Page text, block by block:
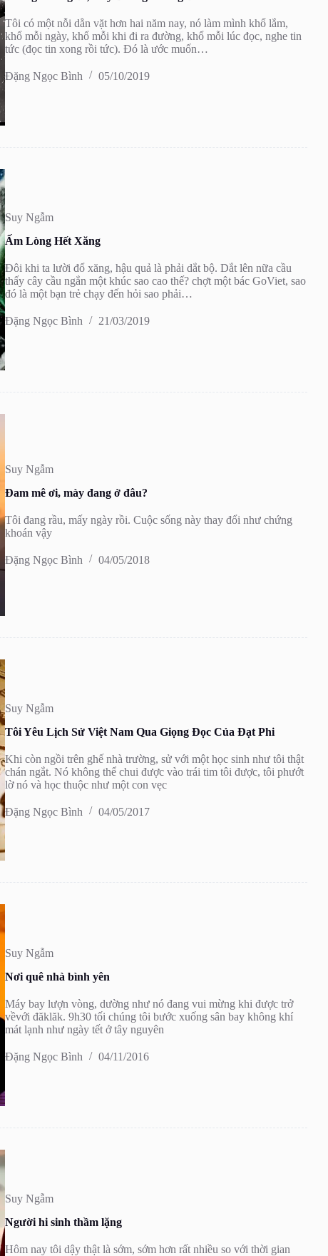
Tôi có một nỗi dằn vặt hơn hai năm nay, nó làm mình khổ lắm,
khổ mỗi ngày, khổ mỗi khi đi ra đường, khổ mỗi lúc đọc, nghe tin
tức (đọc tin xong rồi tức). Đó là ước muốn…
Đặng Ngọc Bình 05/10/2019
Suy Ngẫm
Ấm Lòng Hết Xăng
Đôi khi ta lười đổ xăng, hậu quả là phải dắt bộ. Dắt lên nữa cầu
thấy cây cầu ngắn một khúc sao cao thế? chợt một bác GoViet, sao
đó là một bạn trẻ chạy đến hỏi sao phải…
Đặng Ngọc Bình 21/03/2019
Suy Ngẫm
Đam mê ơi, mày đang ở đâu?
Tôi đang rầu, mấy ngày rồi. Cuộc sống này thay đổi như chứng
khoán vậy
Đặng Ngọc Bình 04/05/2018
Suy Ngẫm
Tôi Yêu Lịch Sử Việt Nam Qua Giọng Đọc Của Đạt Phi
Khi còn ngồi trên ghế nhà trường, sử với một học sinh như tôi thật
chán ngắt. Nó không thể chui được vào trái tim tôi được, tôi phướt
lờ nó và học thuộc như một con vẹc
Đặng Ngọc Bình 04/05/2017
Suy Ngẫm
Nơi quê nhà bình yên
Máy bay lượn vòng, dường như nó đang vui mừng khi được trở
vềvới đăklăk. 9h30 tối chúng tôi bước xuống sân bay không khí
mát lạnh như ngày tết ở tây nguyên
Đặng Ngọc Bình 04/11/2016
Suy Ngẫm
Người hi sinh thầm lặng
Hôm nay tôi dậy thật là sớm, sớm hơn rất nhiều so với thời gian